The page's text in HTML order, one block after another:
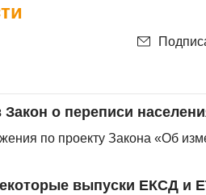
о переписи
по проекту Закона «Об
выпуски ЕКСД и